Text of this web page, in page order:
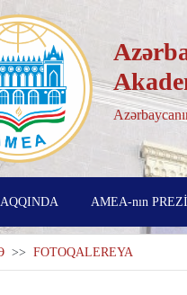
AMEA-nın
>> FOTOQALEREYA